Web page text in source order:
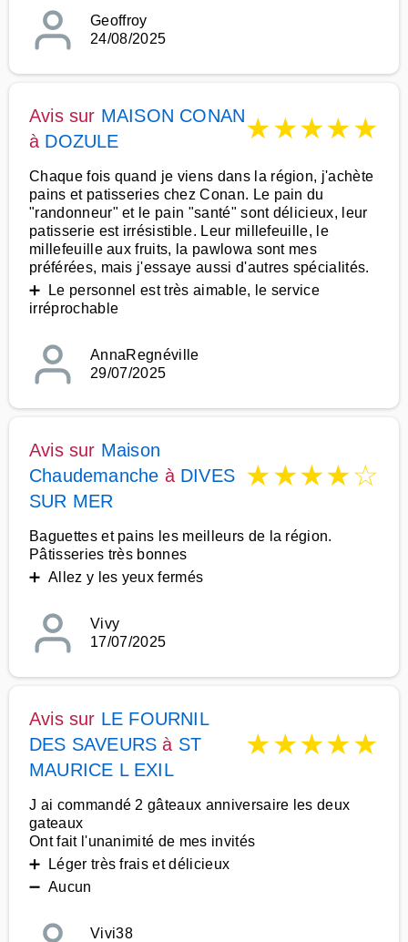
Geoffroy
24/08/2025
Avis sur MAISON CONAN
à DOZULE ★★★★★
Chaque fois quand je viens dans la région, j'achète
pains et patisseries chez Conan. Le pain du
"randonneur" et le pain "santé" sont délicieux, leur
patisserie est irrésistible. Leur millefeuille, le
millefeuille aux fruits, la pawlowa sont mes
préférées, mais j'essaye aussi d'autres spécialités.
➕ Le personnel est très aimable, le service
irréprochable
AnnaRegnéville
29/07/2025
Avis sur Maison
Chaudemanche à DIVES
SUR MER
★★★★☆
Baguettes et pains les meilleurs de la région.
Pâtisseries très bonnes
➕ Allez y les yeux fermés
Vivy
17/07/2025
Avis sur LE FOURNIL
DES SAVEURS à ST
MAURICE L EXIL
★★★★★
J ai commandé 2 gâteaux anniversaire les deux
gateaux
Ont fait l'unanimité de mes invités
➕ Léger très frais et délicieux
➖ Aucun
Vivi38